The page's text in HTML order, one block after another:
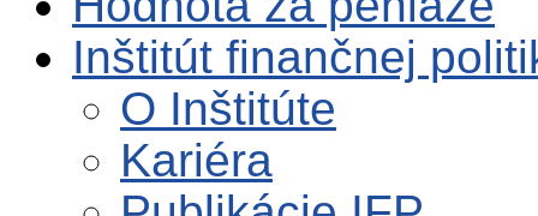
Inštitút finančnej
O Inštitúte
Kariéra